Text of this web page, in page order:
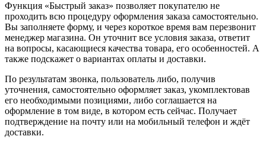
Функция «Быстрый заказ» позволяет покупателю не
проходить всю процедуру оформления заказа самостоятельно.
Вы заполняете форму, и через короткое время вам перезвонит
менеджер магазина. Он уточнит все условия заказа, ответит
на вопросы, касающиеся качества товара, его особенностей. А
также подскажет о вариантах оплаты и доставки.
По результатам звонка, пользователь либо, получив
уточнения, самостоятельно оформляет заказ, укомплектовав
его необходимыми позициями, либо соглашается на
оформление в том виде, в котором есть сейчас. Получает
подтверждение на почту или на мобильный телефон и ждёт
доставки.